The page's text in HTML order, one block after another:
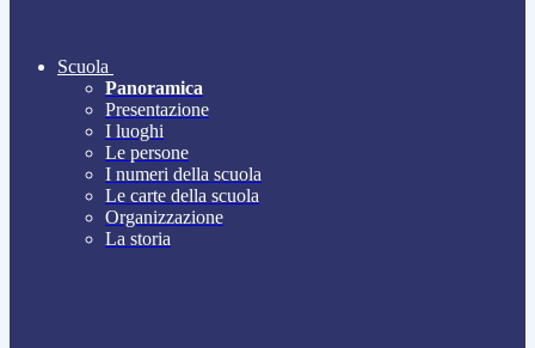
Scuola
Panoramica
Presentazione
I luoghi
Le persone
I numeri della scuola
Le carte della scuola
Organizzazione
La storia